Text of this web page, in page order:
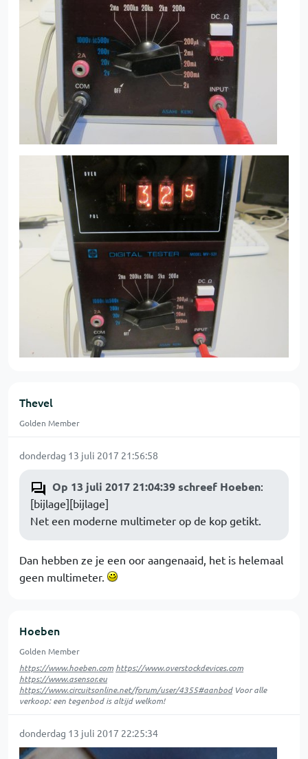
Thevel
Golden Member
donderdag 13 juli 2017 21:56:58
Op 13 juli 2017 21:04:39 schreef Hoeben:
[bijlage][bijlage]
Net een moderne multimeter op de kop getikt.
Dan hebben ze je een oor aangenaaid, het is helemaal
geen multimeter.
Hoeben
Golden Member
https://www.hoeben.com https://www.overstockdevices.com
https://www.asensor.eu
https://www.circuitsonline.net/forum/user/4355#aanbodVoor alle
verkoop: een tegenbod is altijd welkom!
donderdag 13 juli 2017 22:25:34